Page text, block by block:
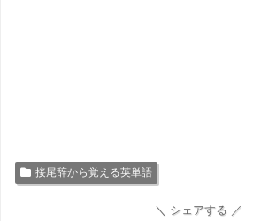
接尾辞から覚える英単語
＼ シェアする ／